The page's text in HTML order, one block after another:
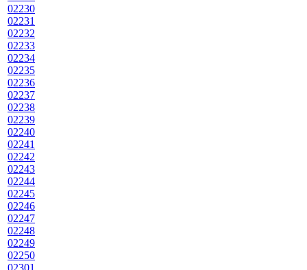
02230
02231
02232
02233
02234
02235
02236
02237
02238
02239
02240
02241
02242
02243
02244
02245
02246
02247
02248
02249
02250
02301